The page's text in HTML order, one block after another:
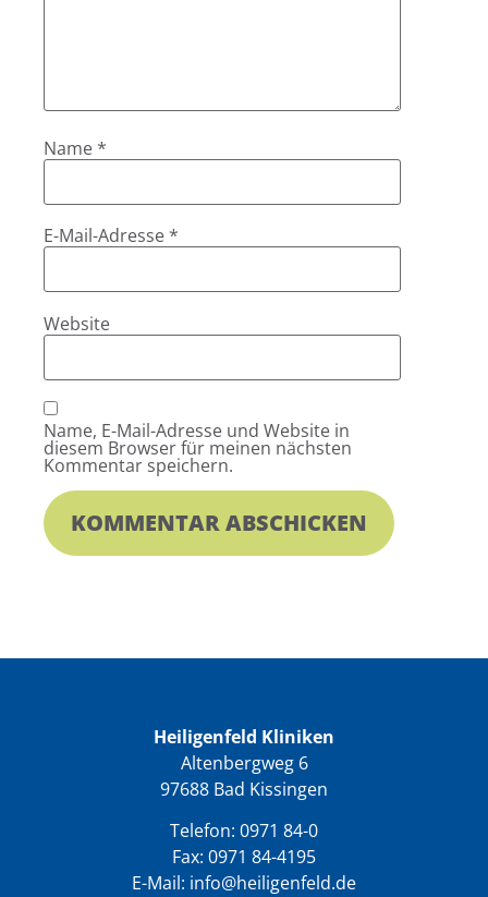
Name *
E-Mail-Adresse *
Website
Name, E-Mail-Adresse und Website in
diesem Browser für meinen nächsten
Kommentar speichern.
Heiligenfeld Kliniken
Altenbergweg 6
97688 Bad Kissingen
Telefon: 0971 84-0
Fax: 0971 84-4195
E-Mail: info@heiligenfeld.de